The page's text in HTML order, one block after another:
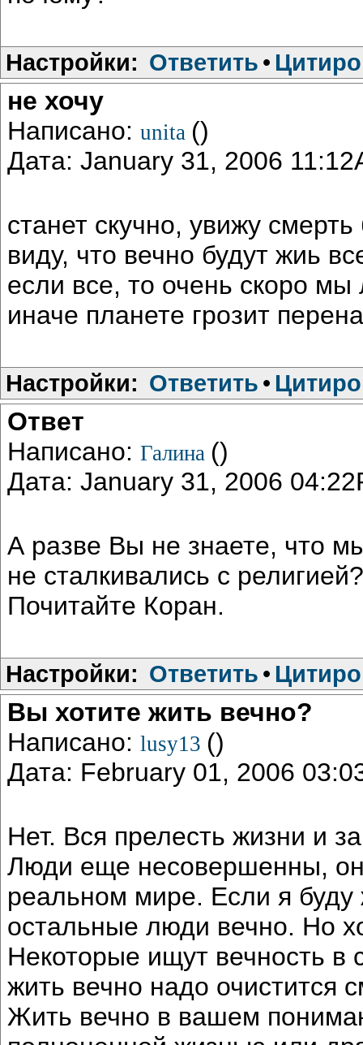
Настройки: Ответить •
не хочу
Написано: unita ()
Дата: January 31, 2006
станет скучно, увижу
виду, что вечно будут жиь
если все, то очень скоро
иначе планете грозит
Настройки: Ответить •
Ответ
Написано: Галина ()
Дата: January 31, 2006
А разве Вы не знаете, что
не сталкивались с
Почитайте Коран.
Настройки: Ответить •
Вы хотите жить вечно?
Написано: lusy13 ()
Дата: February 01, 2006
Нет. Вся прелесть жизни и
Люди еще несовершенны,
реальном мире. Если я буду
остальные люди вечно. Но
Некоторые ищут вечность
жить вечно надо очистится
Жить вечно в вашем